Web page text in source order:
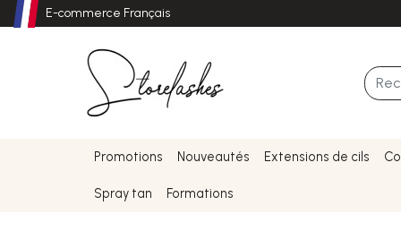
E-commerce Français
Promotions Nouveautés Extensions de cils
Spray tan Formations